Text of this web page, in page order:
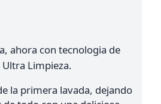
ahora con tecnologia de
Limpieza.
la primera lavada, dejando